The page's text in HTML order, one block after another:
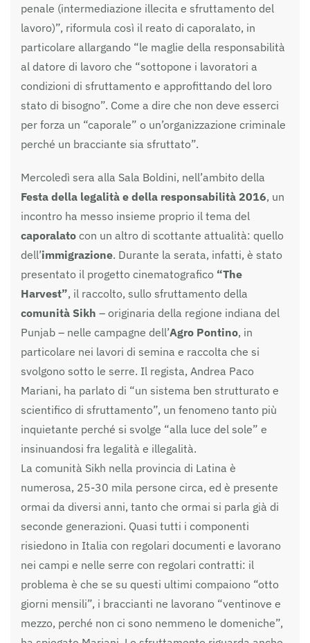
penale (intermediazione illecita e sfruttamento del
lavoro)”, riformula così il reato di caporalato, in
particolare allargando “le maglie della responsabilità
al datore di lavoro che “sottopone i lavoratori a
condizioni di sfruttamento e approfittando del loro
stato di bisogno”. Come a dire che non deve esserci
per forza un “caporale” o un’organizzazione criminale
perché un bracciante sia sfruttato”.
Mercoledì sera alla Sala Boldini, nell’ambito della
Festa della legalità e della responsabilità 2016, un
incontro ha messo insieme proprio il tema del
caporalato con un altro di scottante attualità: quello
dell’immigrazione. Durante la serata, infatti, è stato
presentato il progetto cinematografico “The
Harvest”, il raccolto, sullo sfruttamento della
comunità Sikh – originaria della regione indiana del
Punjab – nelle campagne dell’Agro Pontino, in
particolare nei lavori di semina e raccolta che si
svolgono sotto le serre. Il regista, Andrea Paco
Mariani, ha parlato di “un sistema ben strutturato e
scientifico di sfruttamento”, un fenomeno tanto più
inquietante perché si svolge “alla luce del sole” e
insinuandosi fra legalità e illegalità.
La comunità Sikh nella provincia di Latina è
numerosa, 25-30 mila persone circa, ed è presente
ormai da diversi anni, tanto che ormai si parla già di
seconde generazioni. Quasi tutti i componenti
risiedono in Italia con regolari documenti e lavorano
nei campi e nelle serre con regolari contratti: il
problema è che se su questi ultimi compaiono “otto
giorni mensili”, i braccianti ne lavorano “ventinove e
mezzo, perché non ci sono nemmeno le domeniche”,